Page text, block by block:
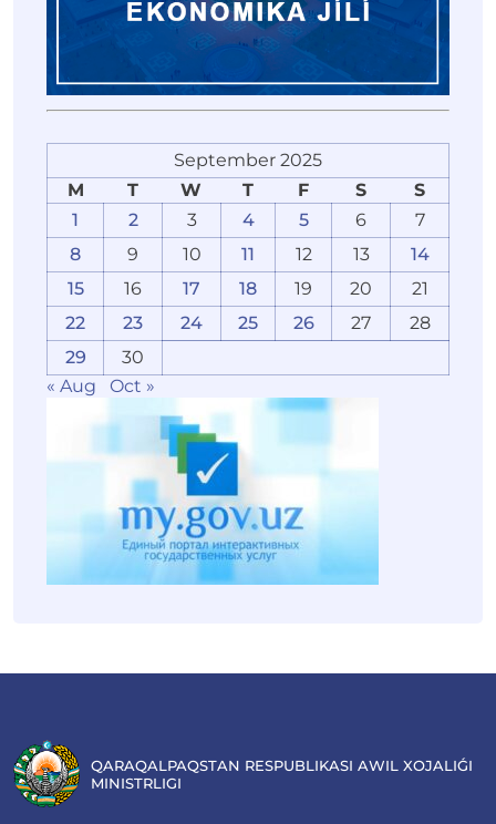
September 2025
M
T W T F S
S
1
2 3 4 5 6
7
8
9 10 11 12 13
14
15
16 17 18 19 20
21
22
23 24 25 26 27
28
29
30
« Aug
Oct »
QARAQALPAQSTAN RESPUBLIKASI AWIL XOJALIǴI
MINISTRLIGI